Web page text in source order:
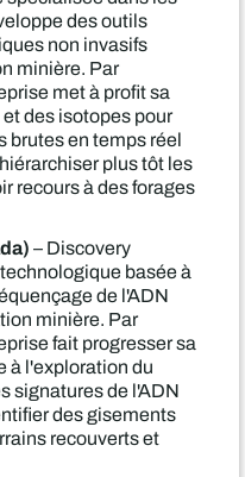
des outils
non invasifs
minière. Par
met à profit sa
des isotopes pour
brutes en temps réel
plus tôt les
recours à des forages
– Discovery
basée à
de l'ADN
minière. Par
fait progresser sa
à l'exploration du
signatures de l'ADN
des gisements
recouverts et